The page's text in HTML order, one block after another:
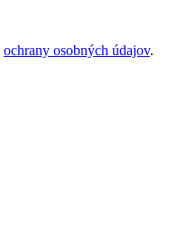
ochrany osobných údajov.